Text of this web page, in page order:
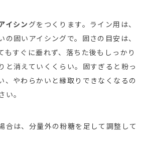
イシン グをつくります。ライン用は、
の固いアイシングで。固さの目安は、
もすぐに垂れず、落ちた後もしっかり
と消えていくくらい。固すぎると粉っ
、やわらかいと縁取りできなくなるの
い。
合は、分量外の粉糖を足して調整して